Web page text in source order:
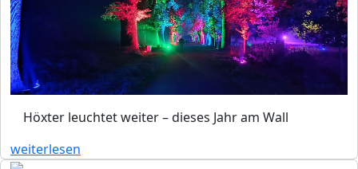
Höxter leuchtet weiter – dieses Jahr am Wall
weiterlesen